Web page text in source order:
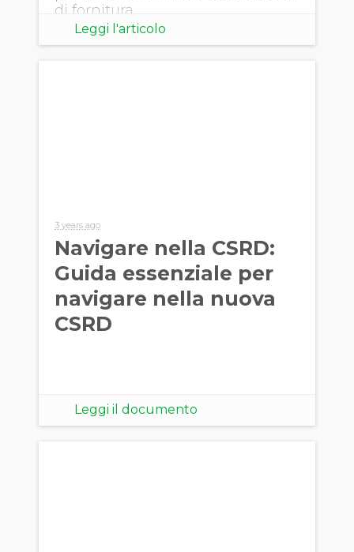
di fornitura
Leggi l'articolo
3 years ago
Navigare nella CSRD:
Guida essenziale per
navigare nella nuova
CSRD
Leggi il documento